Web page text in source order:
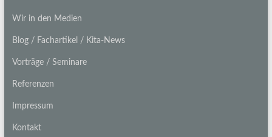
Wir in den Medien
Blog / Fachartikel / Kita-News
Vorträge / Seminare
Referenzen
Impressum
Kontakt